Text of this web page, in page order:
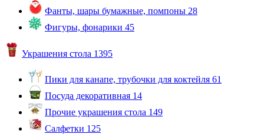
Фанты, шары бумажные, помпоны 28
Фигуры, фонарики 45
Украшения стола 1395
Пики для канапе, трубочки для коктейля 61
Посуда декоративная 14
Прочие украшения стола 149
Салфетки 125